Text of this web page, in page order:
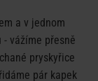
a v jednom
vážíme přesně
pryskyřice
pár kapek